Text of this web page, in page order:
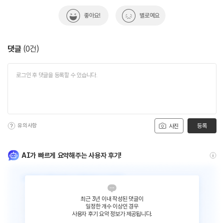
좋아요! 별로예요
댓글 (0건)
사진
유의사항 등록
AI가 빠르게 요약해주는 사용자 후기!
최근 3년 이내 작성된 댓글이
일정한 개수 이상인 경우
사용자 후기 요약 정보가 제공됩니다.